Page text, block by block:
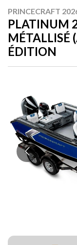
PRINCECRAFT
PLATINUM
MÉTALLISÉ
ÉDITION